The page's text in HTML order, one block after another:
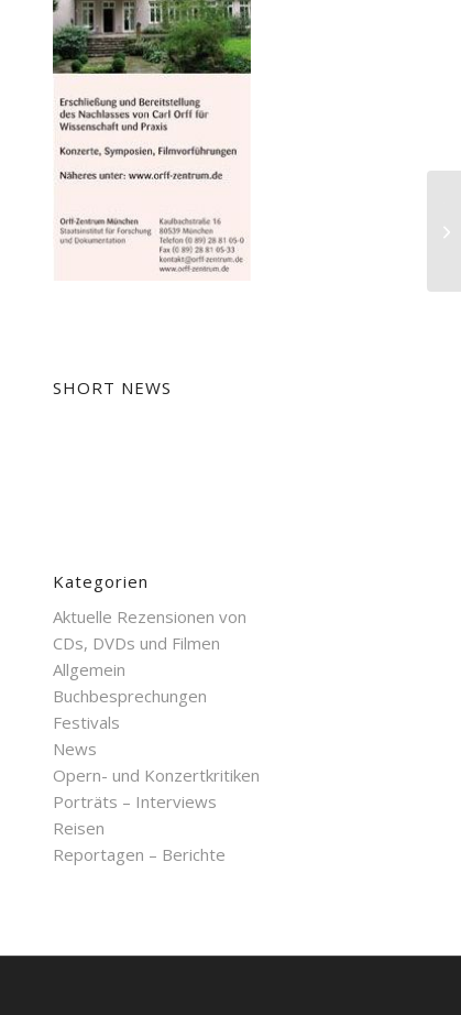
SHORT NEWS
Kategorien
Aktuelle Rezensionen von
CDs, DVDs und Filmen
Allgemein
Buchbesprechungen
Festivals
News
Opern- und Konzertkritiken
Porträts – Interviews
Reisen
Reportagen – Berichte